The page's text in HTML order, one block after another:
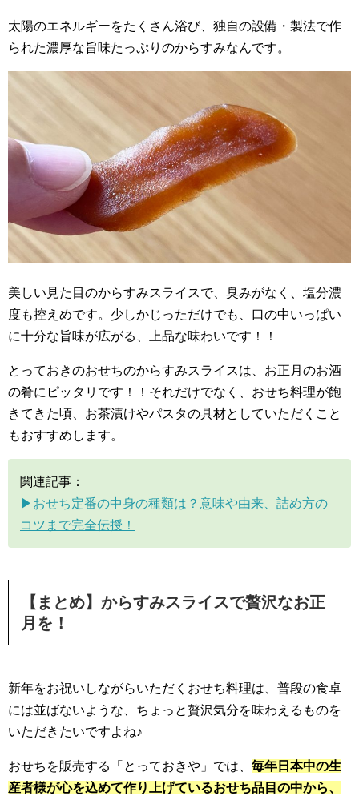
太陽のエネルギーをたくさん浴び、独自の設備・製法で作
られた濃厚な旨味たっぷりのからすみなんです。
美しい見た目のからすみスライスで、臭みがなく、塩分濃
度も控えめです。少しかじっただけでも、口の中いっぱい
に十分な旨味が広がる、上品な味わいです！！
とっておきのおせちのからすみスライスは、お正月のお酒
の肴にピッタリです！！それだけでなく、おせち料理が飽
きてきた頃、お茶漬けやパスタの具材としていただくこと
もおすすめします。
関連記事：
▶︎おせち定番の中身の種類は？意味や由来、詰め方の
コツまで完全伝授！
【まとめ】からすみスライスで贅沢なお正
月を！
新年をお祝いしながらいただくおせち料理は、普段の食卓
には並ばないような、ちょっと贅沢気分を味わえるものを
いただきたいですよね♪
おせちを販売する「とっておきや」では、 毎年日本中の生
産者様が心を込めて作り上げているおせち品目の中から、